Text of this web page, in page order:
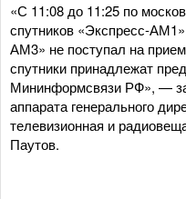
«С 11:08 до 11:25 по
спутников «Экспресс-
АМ3» не поступал на
спутники принадлежат
Мининформсвязи РФ», —
аппарата генерального
телевизионная и
Паутов.